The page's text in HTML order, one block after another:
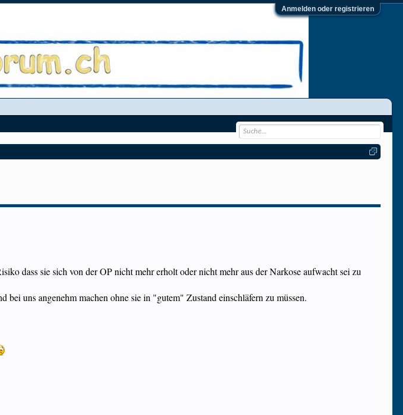
Anmelden oder registrieren
dass sie sich von der OP nicht mehr erholt oder nicht mehr aus der Narkose aufwacht sei zu
uns angenehm machen ohne sie in "gutem" Zustand einschläfern zu müssen.